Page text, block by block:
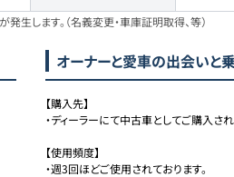
します。（名義変更・車庫証明取得、等）
オーナーと愛車の出会いと
【購入先】
・ディーラーにて中古車としてご購入され
【使用頻度】
・週3回ほどご使用されております。